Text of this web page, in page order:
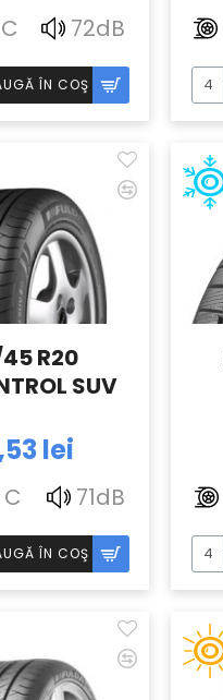
C 72dB
ÎN COŞ
R20
SUV
lei
C 71dB
ÎN COŞ